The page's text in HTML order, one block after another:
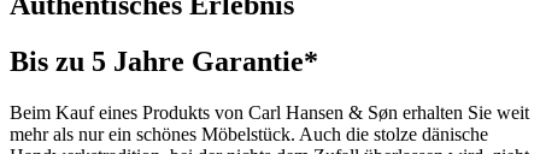
Bis zu 5 Jahre Garantie*
Beim Kauf eines Produkts von Carl Hansen & Søn erhalten Sie weit
mehr als nur ein schönes Möbelstück. Auch die stolze dänische